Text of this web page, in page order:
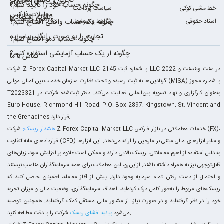
سیاست پرداخت
خط مشی کوکی
شرایط و ضوابط
اسناد حقوقی
معاملات فارکس
تقویم اقتصادی
سهام CFD چیست؟
فارکس چیست؟
تجارت را به صورت رایگان بیاموزید
چگونه از یک حساب آزمایشی استفاده کنیم؟
چگونه حساب خود را تأیید کنیم؟
چگونه یک حساب واقعی افتتاح کنیم؟
چگونه حساب دمو افتتاح کنیم؟
تماس با ما
شرکت Z Forex Capital Market LLC با شماره ثبت 2145 LLC 2022 در سنت وینسنت و
گرنادین‌ها به ثبت رسیده و تحت نظارت سازمان خدمات بین‌المللی موالی (MISA) با شماره مجوز
T2023321 به‌عنوان کارگزاری و نهاد تسویه بین‌المللی فعالیت می‌کند. دفتر ثبت‌شده شرکت در
Euro House, Richmond Hill Road, P.O. Box 2897, Kingstown, St. Vincent and
the Grenadines قرار دارد.
هشدار ریسک: شرکت Z Forex Capital Market LLC خدمات معاملاتی در بازار فارکس (FX)،
قراردادهای مابه‌التفاوت (CFD) و سایر ابزارهای مالی مبتنی بر مارجین را ارائه می‌دهد. این ابزارها
به دلیل استفاده از اهرم معاملاتی، ریسک بالایی دارند و ممکن است علاوه بر افزایش سود، زیان‌های
قابل‌توجهی نیز به همراه داشته باشند. ازاین‌رو، این معاملات برای همه سرمایه‌گذاران مناسب نیستند
و احتمال از دست رفتن تمام سرمایه وجود دارد. پیش از آغاز معامله، اطمینان حاصل کنید که
ریسک‌های مربوط را به‌طور کامل درک کرده‌اید، اهداف سرمایه‌گذاری، وضعیت مالی و میزان تجربه
خود را در نظر گرفته‌اید و در صورت نیاز، از مشاور مالی مستقل کمک گرفته‌اید. همچنین توصیه
می‌شودبیانیه افشای ریسک
شرکت را با دقت مطالعه کنید.